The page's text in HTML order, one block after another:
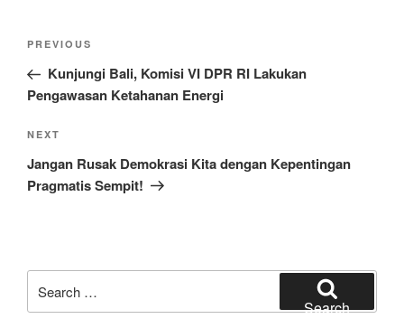
Post
Previous
Post
PREVIOUS
Kunjungi Bali, Komisi VI DPR RI Lakukan
Pengawasan Ketahanan Energi
Next
Post
NEXT
Jangan Rusak Demokrasi Kita dengan Kepentingan
Pragmatis Sempit!
for:
Search